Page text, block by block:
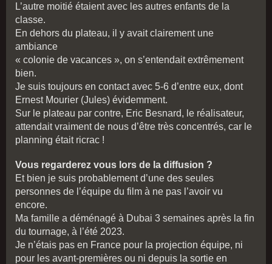
L’autre moitié étaient avec les autres enfants de la
classe.
En dehors du plateau, il y avait clairement une
ambiance
« colonie de vacances », on s’entendait extrêmement
bien.
Je suis toujours en contact avec 5-6 d’entre eux, dont
Ernest Mourier (Jules) évidemment.
Sur le plateau par contre, Eric Besnard, le réalisateur,
attendait vraiment de nous d’être très concentrés, car le
planning était ricrac !
Vous regarderez vous lors de la diffusion ?
Et bien je suis probablement d’une des seules
personnes de l’équipe du film à ne pas l’avoir vu
encore.
Ma famille a déménagé à Dubai 3 semaines après la fin
du tournage, à l’été 2023.
Je n’étais pas en France pour la projection équipe, ni
pour les avant-premières ou ni depuis la sortie en